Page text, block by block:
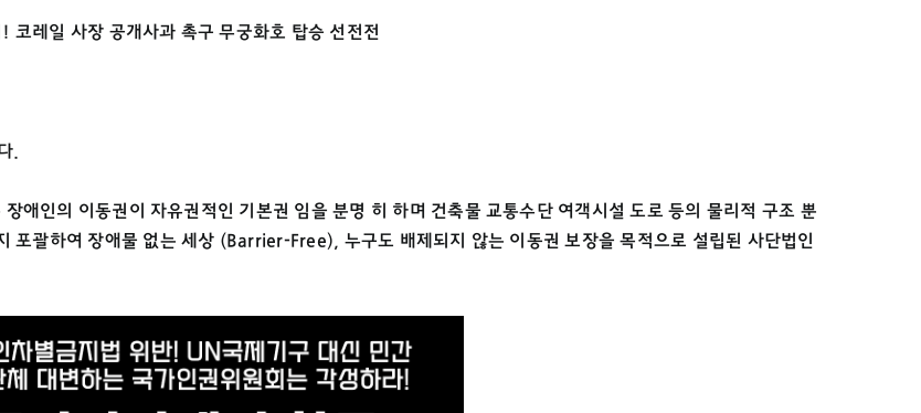
레일 사장 공개사과 촉구 무궁화호 탑승 선전전
.
애인의 이동권이 자유권적인 기본권 임을 분명 히 하며 건축물 교통수단 여객시설 도로 등의 물리적 구조 뿐
포괄하여 장애물 없는 세상 (Barrier-Free), 누구도 배제되지 않는 이동권 보장을 목적으로 설립된 사단법인